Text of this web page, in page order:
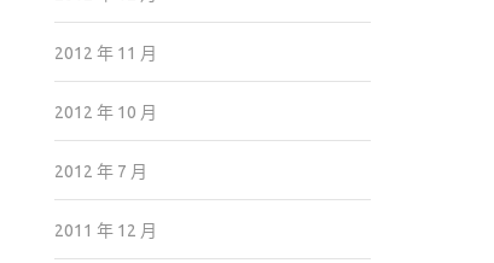
2012 年 11 月
2012 年 10 月
2012 年 7 月
2011 年 12 月